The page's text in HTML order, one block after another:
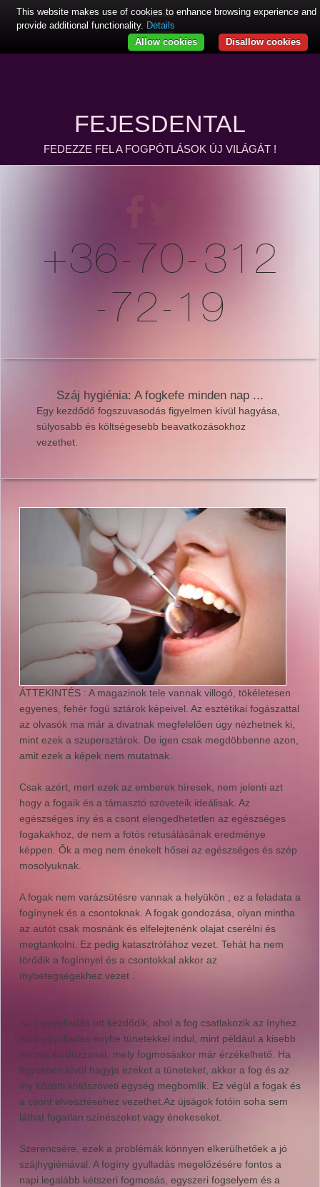
FEJESDENTAL
FEDEZZE FEL A FOGPÓTLÁSOK ÚJ VILÁGÁT !
+36-70-312
-72-19
Száj hygiénia: A fogkefe minden nap ...
Egy kezdődő fogszuvasodás figyelmen kívül hagyása,
súlyosabb és költségesebb beavatkozásokhoz
vezethet.
ÁTTEKINTÉS : A magazinok tele vannak villogó, tökéletesen
egyenes, fehér fogú sztárok képeivel. Az esztétikai fogászattal
az olvasók ma már a divatnak megfelelően úgy nézhetnek ki,
mint ezek a szupersztárok. De igen csak megdöbbenne azon,
amit ezek a képek nem mutatnak.
Csak azért, mert ezek az emberek híresek, nem jelenti azt
hogy a fogaik és a támasztó szöveteik ideálisak. Az
egészséges íny és a csont elengedhetetlen az egészséges
fogakakhoz, de nem a fotós retusálásának eredménye
képpen. Ők a meg nem énekelt hősei az egészséges és szép
mosolyuknak.
A fogak nem varázsütésre vannak a helyükön ; ez a feladata a
fogínynek és a csontoknak. A fogak gondozása, olyan mintha
az autót csak mosnánk és elfelejtenénk olajat cserélni és
megtankolni. Ez pedig katasztrófához vezet. Tehát ha nem
törődik a fogínnyel és a csontokkal akkor az
ínybetegségekhez vezet .
Az ínygyulladás ott kezdődik, ahol a fog csatlakozik az ínyhez.
Az ínygyulladás enyhe tünetekkel indul, mint például a kisebb
vérzés és duzzanat, mely fogmosáskor már érzékelhető. Ha
figyelmen kívül hagyja ezeket a tüneteket, akkor a fog és az
íny közötti kötőszöveti egység megbomlik. Ez végül a fogak és
a csont elvesztéséhez vezethet.Az újságok fotóin soha sem
láthat fogatlan színészeket vagy énekeseket.
Szerencsére, ezek a problémák könnyen elkerülhetőek a jó
szájhygiéniával. A fogíny gyulladás megelőzésére fontos a
napi legalább kétszeri fogmosás, egyszeri fogselyem és a
This website makes use of cookies to enhance browsing experience and
provide additional functionality. Details
Disallow cookies
Allow cookies